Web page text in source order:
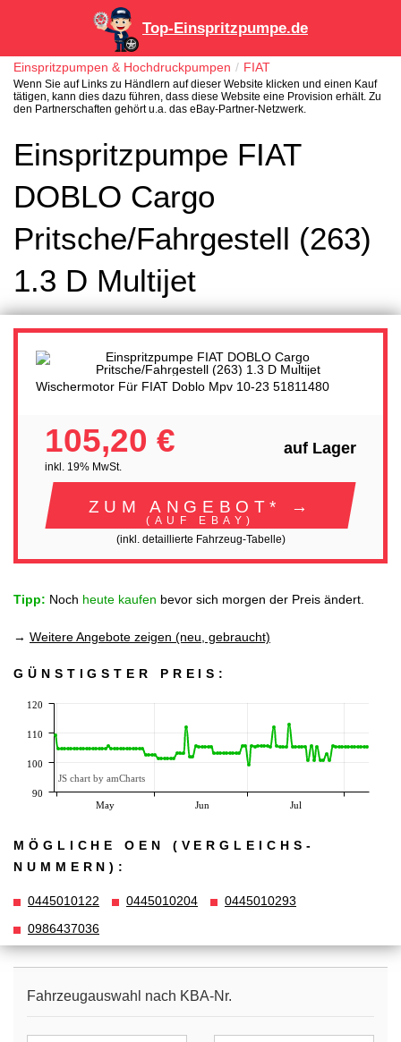
Top-Einspritzpumpe.de
Einspritzpumpen & Hochdruckpumpen FIAT
Wenn Sie auf Links zu Händlern auf dieser Website klicken und einen Kauf
tätigen, kann dies dazu führen, dass diese Website eine Provision erhält. Zu
den Partnerschaften gehört u.a. das eBay-Partner-Netzwerk.
Einspritzpumpe FIAT
DOBLO Cargo
Pritsche/Fahrgestell (263)
1.3 D Multijet
Wischermotor Für FIAT Doblo Mpv 10-23 51811480
105,20 €
inkl. 19% MwSt.
auf Lager
ZUM ANGEBOT* →
(AUF EBAY)
(inkl. detaillierte Fahrzeug-Tabelle)
Tipp: Noch heute kaufen bevor sich morgen der Preis ändert.
→ Weitere Angebote zeigen (neu, gebraucht)
GÜNSTIGSTER PREIS:
May Jun Jul
90
100
110
120
JS chart by amCharts
MÖGLICHE OEN (VERGLEICHS­
NUMMERN):
0445010122 0445010204
0445010293
0986437036
Fahrzeugauswahl nach KBA-Nr.